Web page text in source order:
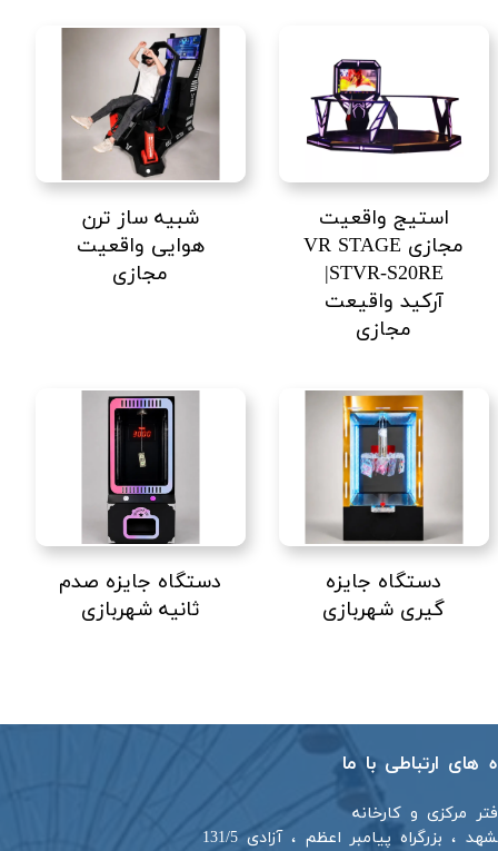
استیج واقعیت
مجازی VR STAGE
STVR-S20RE|
آرکید واقیعت
مجازی
شبیه ساز ترن
هوایی واقعیت
مجازی
دستگاه جایزه
گیری شهربازی
دستگاه جایزه صدم
ثانیه شهربازی
های ارتباطی با ما
مرکزی و کارخانه
، بزرگراه پیامبر اعظم ، آزادی 131/5​​